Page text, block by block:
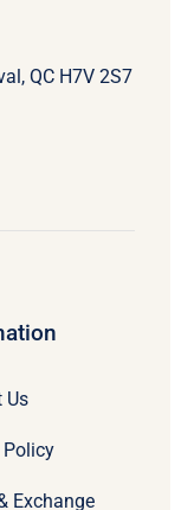
Us
Policy
Exchange
QC H7V 2S7